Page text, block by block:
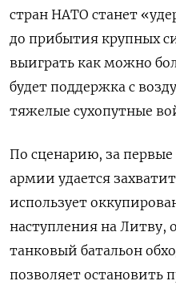
стран НАТО станет
до прибытия крупных
выиграть как можно
будет поддержка с
тяжелые сухопутные
По сценарию, за
армии удается
использует
наступления на Литву,
танковый батальон
позволяет остановить